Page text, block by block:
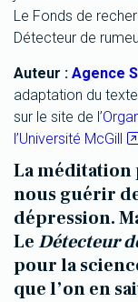
Le Fonds de
Détecteur de
Auteur : Agence
adaptation du
sur le site de l’
l’Université McGill
La méditation
nous guérir
dépression.
LeDétecteur
pour la
que l’on en